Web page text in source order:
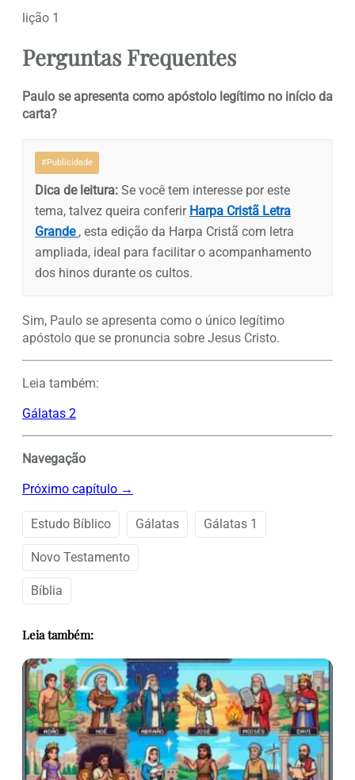
lição 1
Perguntas Frequentes
Paulo se apresenta como apóstolo legítimo no início da
carta?
#Publicidade
Dica de leitura: Se você tem interesse por este
tema, talvez queira conferir Harpa Cristã Letra
Grande , esta edição da Harpa Cristã com letra
ampliada, ideal para facilitar o acompanhamento
dos hinos durante os cultos.
Sim, Paulo se apresenta como o único legítimo
apóstolo que se pronuncia sobre Jesus Cristo.
Leia também:
Gálatas 2
Navegação
Próximo capítulo →
Estudo Bíblico Gálatas Gálatas 1
Novo Testamento
Bíblia
Leia também: